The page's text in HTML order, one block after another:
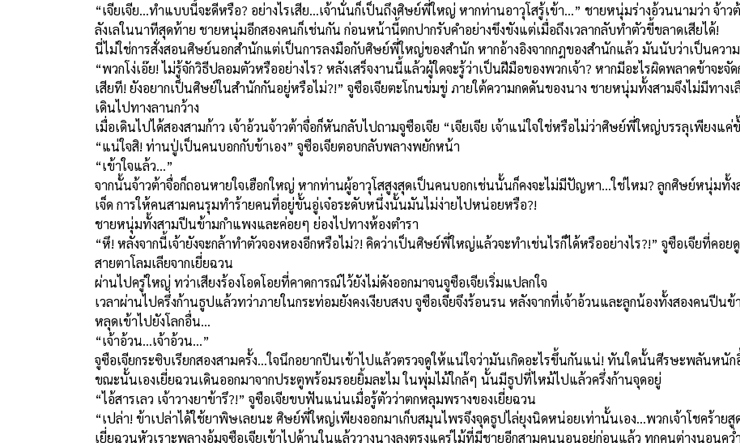
“เจียเจีย...ทำแบบนี้จะดีหรือ? อย่างไรเสีย...เจ้านั่นก็เป็นถึงศิษย์พี่ใหญ่ หากท่านอาวุโสรู้เข้า…” ชายหนุ่มร่างอ้วนนามว่า จ้าว
ลังเลในนาทีสุดท้าย ชายหนุ่มอีกสองคนก็เช่นกัน ก่อนหน้านี้ตกปากรับคำอย่างขึงขังแต่เมื่อถึงเวลากลับทำตัวขี้ขลาดเสียได้!
นี่ไม่ใช่การสั่งสอนศิษย์นอกสำนักแต่เป็นการลงมือกับศิษย์พี่ใหญ่ของสำนัก หากอ้างอิงจากกฎของสำนักแล้ว มันนับว่าเป็นคว
“พวกโง่เอ๊ย! ไม่รู้จักวิธีปลอมตัวหรืออย่างไร? หลังเสร็จงานนี้แล้วผู้ใดจะรู้ว่าเป็นฝีมือของพวกเจ้า? หากมีอะไรผิดพลาดข้าจะ
เสียที! ยังอยากเป็นศิษย์ในสำนักกันอยู่หรือไม่?!” จูซือเจียตะโกนข่มขู่ ภายใต้ความกดดันของนาง ชายหนุ่มทั้งสามจึงไม่มีทาง
เดินไปทางลานกว้าง
เมื่อเดินไปได้สองสามก้าว เจ้าอ้วนจ้าวต้าจื่อก็หันกลับไปถามจูซือเจีย “เจียเจีย เจ้าแน่ใจใช่หรือไม่ว่าศิษย์พี่ใหญ่บรรลุเพียงแค่
“แน่ใจสิ! ท่านปู่เป็นคนบอกกับข้าเอง” จูซือเจียตอบกลับพลางพยักหน้า
“เข้าใจแล้ว...”
จากนั้นจ้าวต้าจื่อก็ถอนหายใจเฮือกใหญ่ หากท่านผู้อาวุโสสูงสุดเป็นคนบอกเช่นนั้นก็คงจะไม่มีปัญหา...ใช่ไหม? ลูกศิษย์หนุ่มทั้
เจ็ด การให้คนสามคนรุมทำร้ายคนที่อยู่ขั้นอู่เจ๋อระดับหนึ่งนั้นมันไม่ง่ายไปหน่อยหรือ?!
ชายหนุ่มทั้งสามปีนข้ามกำแพงและค่อยๆ ย่องไปทางห้องตำรา
“หึ! หลังจากนี้เจ้ายังจะกล้าทำตัวจองหองอีกหรือไม่?! คิดว่าเป็นศิษย์พี่ใหญ่แล้วจะทำเช่นไรก็ได้หรืออย่างไร?!” จูซือเจียที่คอ
สายตาโลมเลียจากเยี่ยฉวน
ผ่านไปครู่ใหญ่ ทว่าเสียงร้องโอดโอยที่คาดการณ์ไว้ยังไม่ดังออกมาจนจูซือเจียเริ่มแปลกใจ
เวลาผ่านไปครึ่งก้านธูปแล้วทว่าภายในกระท่อมยังคงเงียบสงบ จูซือเจียจึงร้อนรน หลังจากที่เจ้าอ้วนและลูกน้องทั้งสองคนปีนข้
หลุดเข้าไปยังโลกอื่น...
“เจ้าอ้วน...เจ้าอ้วน...”
จูซือเจียกระซิบเรียกสองสามครั้ง...ใจนึกอยากปีนเข้าไปแล้วตรวจดูให้แน่ใจว่ามันเกิดอะไรขึ้นกันแน่! ทันใดนั้นศีรษะพลันห
ขณะนั้นเองเยี่ยฉวนเดินออกมาจากประตูพร้อมรอยยิ้มละไม ในพุ่มไม้ใกล้ๆ นั้นมีธูปที่ไหม้ไปแล้วครึ่งก้านจุดอยู่
“ไอ้สารเลว เจ้าวางยาข้ารึ?!” จูซือเจียขบฟันแน่นเมื่อรู้ตัวว่าตกหลุมพรางของเยี่ยฉวน
“เปล่า! ข้าเปล่าได้ใช้ยาพิษเลยนะ ศิษย์พี่ใหญ่เพียงออกมาเก็บสมุนไพรจึงจุดธูปไล่ยุงนิดหน่อยเท่านั้นเอง...พวกเจ้าโชคร้ายสู
เยี่ยฉวนหัวเราะพลางอุ้มจูซือเจียเข้าไปด้านในแล้ววางนางลงตรงแคร่ไม้ที่มีชายอีกสามคนนอนอยู่ก่อนแล้ว ทุกคนต่างนอน